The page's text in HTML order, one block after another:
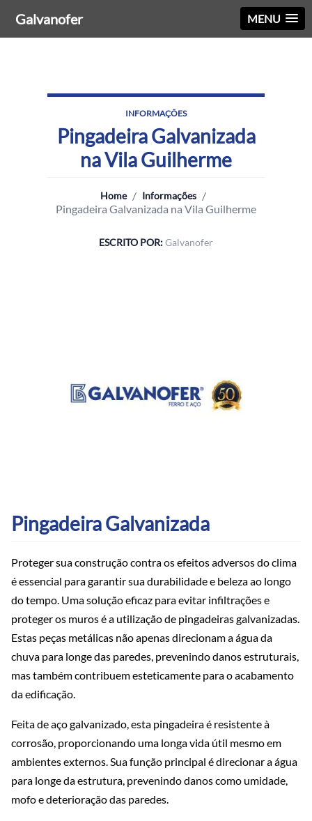
Galvanofer MENU
INFORMAÇÕES
Pingadeira Galvanizada
na Vila Guilherme
Home / Informações /
Pingadeira Galvanizada na Vila Guilherme
ESCRITO POR:Galvanofer
Pingadeira Galvanizada
Proteger sua construção contra os efeitos adversos do clima
é essencial para garantir sua durabilidade e beleza ao longo
do tempo. Uma solução eficaz para evitar infiltrações e
proteger os muros é a utilização de pingadeiras galvanizadas.
Estas peças metálicas não apenas direcionam a água da
chuva para longe das paredes, prevenindo danos estruturais,
mas também contribuem esteticamente para o acabamento
da edificação.
Feita de aço galvanizado, esta pingadeira é resistente à
corrosão, proporcionando uma longa vida útil mesmo em
ambientes externos. Sua função principal é direcionar a água
para longe da estrutura, prevenindo danos como umidade,
mofo e deterioração das paredes.